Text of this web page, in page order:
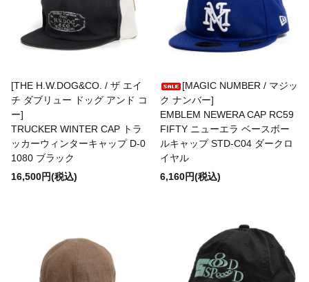
[THE H.W.DOG&CO. / ザ エイ
チ ダブリュー ドッグ アンド コ
ー]
TRUCKER WINTER CAP トラ
ッカーウィンターキャップ D-0
1080 ブラック
16,500円(税込)
[MAGIC NUMBER / マジッ
ク ナンバー]
EMBLEM NEWERA CAP RC59
FIFTY ニューエラ ベースボー
ルキャップ STD-C04 ダークロ
イヤル
6,160円(税込)
FARFIELD ORIGINAL
FLEURS DE BAGNE
FRAGRANCE CAFE
gicipi